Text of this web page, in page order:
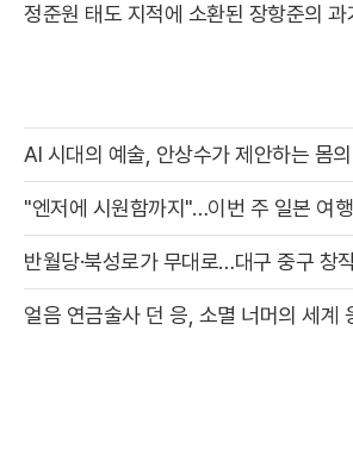
정준원 태도 지적에 소환된 장항준의 과
AI 시대의 예술, 안상수가 제안하는 몸
"엔저에 시원함까지"…이번 주 일본 여
반월당·북성로가 무대로…대구 중구 창
얼음 연금술사 던 응, 소멸 너머의 세계